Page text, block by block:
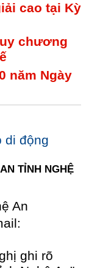
cao tại Kỳ
chương
năm Ngày
di động
TỈNH NGHỆ
An
ghi rõ